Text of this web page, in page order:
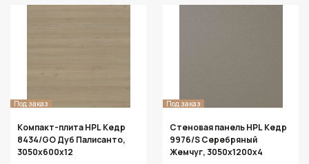
Под заказ
Компакт-плита HPL Кедр
8434/GO Дуб Палисанто,
3050х600х12
Под заказ
Стеновая панель HPL Кедр
9976/S Серебряный
Жемчуг, 3050х1200х4